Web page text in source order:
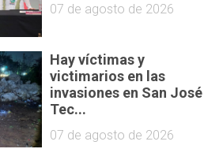
07 de agosto de 2026
Hay víctimas y
victimarios en las
invasiones en San José
Tec...
07 de agosto de 2026